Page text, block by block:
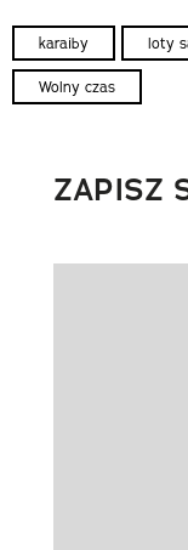
karaiby loty
Wolny czas
ZAPISZ